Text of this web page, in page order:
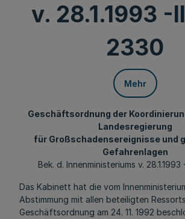
v. 28.1.1993 -
2330
Mehr
Geschäftsordnung der
Landesregierung
für Großschadensereignisse und
Gefahrenlagen
Bek. d. Innenministeriums v. 28.1.1993
Das Kabinett hat die vom
Abstimmung mit allen beteiligten
Geschäftsordnung am 24. 11. 1992